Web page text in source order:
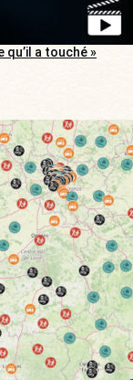
qu’il a touché »